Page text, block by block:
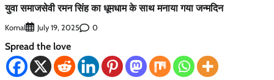
युवा समाजसेवी रमन सिंह का धूमधाम के साथ मनाया गया जन्मदिन
Komal July 19, 2025 0
Spread the love